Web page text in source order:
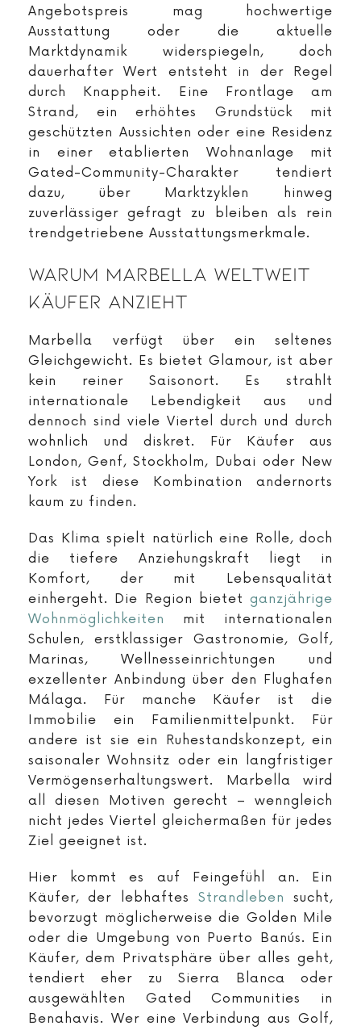
Angebotspreis mag hochwertige
Ausstattung oder die aktuelle
Marktdynamik widerspiegeln, doch
dauerhafter Wert entsteht in der Regel
durch Knappheit. Eine Frontlage am
Strand, ein erhöhtes Grundstück mit
geschützten Aussichten oder eine Residenz
in einer etablierten Wohnanlage mit
Gated-Community-Charakter tendiert
dazu, über Marktzyklen hinweg
zuverlässiger gefragt zu bleiben als rein
trendgetriebene Ausstattungsmerkmale.
Warum Marbella Weltweit
Käufer Anzieht
Marbella verfügt über ein seltenes
Gleichgewicht. Es bietet Glamour, ist aber
kein reiner Saisonort. Es strahlt
internationale Lebendigkeit aus und
dennoch sind viele Viertel durch und durch
wohnlich und diskret. Für Käufer aus
London, Genf, Stockholm, Dubai oder New
York ist diese Kombination andernorts
kaum zu finden.
Das Klima spielt natürlich eine Rolle, doch
die tiefere Anziehungskraft liegt in
Komfort, der mit Lebensqualität
einhergeht. Die Region bietet ganzjährige
Wohnmöglichkeiten mit internationalen
Schulen, erstklassiger Gastronomie, Golf,
Marinas, Wellnesseinrichtungen und
exzellenter Anbindung über den Flughafen
Málaga. Für manche Käufer ist die
Immobilie ein Familienmittelpunkt. Für
andere ist sie ein Ruhestandskonzept, ein
saisonaler Wohnsitz oder ein langfristiger
Vermögenserhaltungswert. Marbella wird
all diesen Motiven gerecht – wenngleich
nicht jedes Viertel gleichermaßen für jedes
Ziel geeignet ist.
Hier kommt es auf Feingefühl an. Ein
Käufer, der lebhaftes Strandleben sucht,
bevorzugt möglicherweise die Golden Mile
oder die Umgebung von Puerto Banús. Ein
Käufer, dem Privatsphäre über alles geht,
tendiert eher zu Sierra Blanca oder
ausgewählten Gated Communities in
Benahavis. Wer eine Verbindung aus Golf,